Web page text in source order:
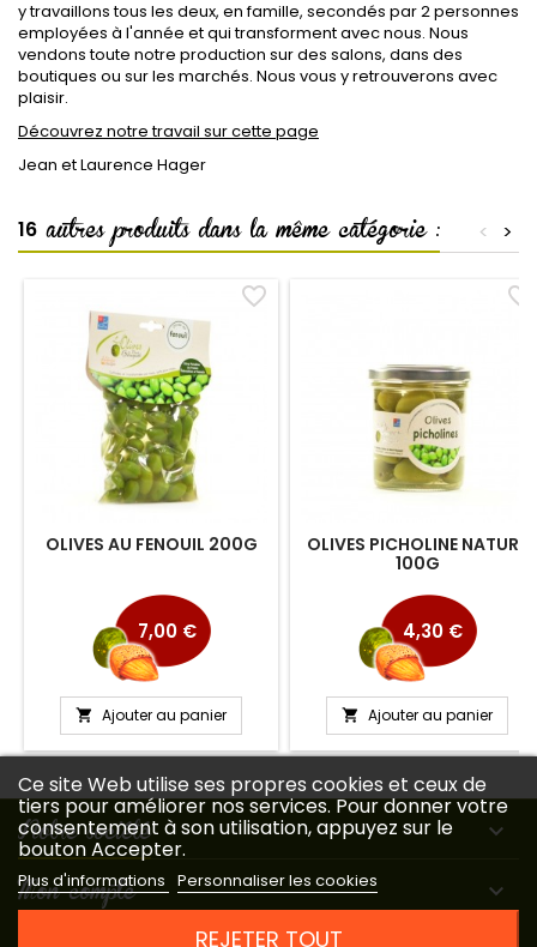
y travaillons tous les deux, en famille, secondés par 2 personnes
employées à l'année et qui transforment avec nous. Nous
vendons toute notre production sur des salons, dans des
boutiques ou sur les marchés. Nous vous y retrouverons avec
plaisir.
Découvrez notre travail sur cette page
Jean et Laurence Hager
16 autres produits dans la même catégorie : >
<
OLIVES AU FENOUIL 200G
7,00 €
 Ajouter au panier
favorite_border
OLIVES PICHOLINE NATURE
100G
4,30 €
 Ajouter au panier
favorite_border
Notre société 
Mon compte 
Ce site Web utilise ses propres cookies et ceux de
tiers pour améliorer nos services. Pour donner votre
consentement à son utilisation, appuyez sur le
bouton Accepter.
Plus d'informations Personnaliser les cookies
REJETER TOUT